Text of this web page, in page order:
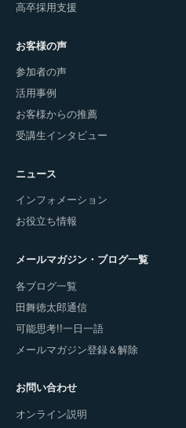
高卒採用支援
お客様の声
参加者の声
活用事例
お客様からの推薦
受講生インタビュー
ニュース
インフォメーション
お役立ち情報
メールマガジン・ブログ一覧
各ブログ一覧
田舞徳太郎通信
可能思考!!一日一語
メールマガジン登録＆解除
お問い合わせ
オンライン説明